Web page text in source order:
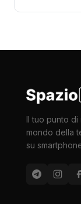
Il tuo punto
mondo della
su